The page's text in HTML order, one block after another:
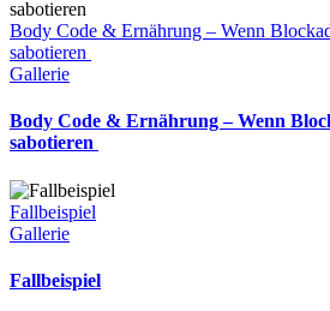
Body Code & Ernährung – Wenn
sabotieren
Gallerie
Body Code & Ernährung – Wenn
sabotieren
Fallbeispiel
Gallerie
Fallbeispiel